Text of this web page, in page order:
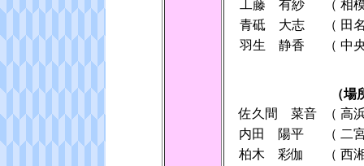
工藤 有紗
（ 相
青砥 大志
（ 田
羽生 静香
（ 中
（
佐久間 菜音
（ 高
内田 陽平
（ 二
柏木 彩伽
（ 西